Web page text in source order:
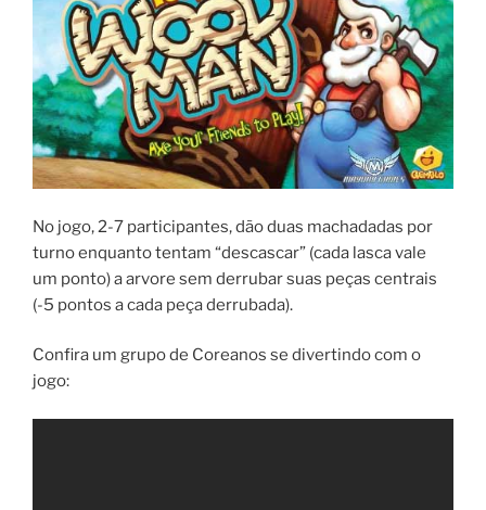
No jogo, 2-7 participantes, dão duas machadadas por
turno enquanto tentam “descascar” (cada lasca vale
um ponto) a arvore sem derrubar suas peças centrais
(-5 pontos a cada peça derrubada).
Confira um grupo de Coreanos se divertindo com o
jogo: